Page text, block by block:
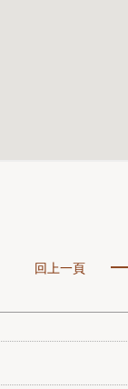
回上一頁